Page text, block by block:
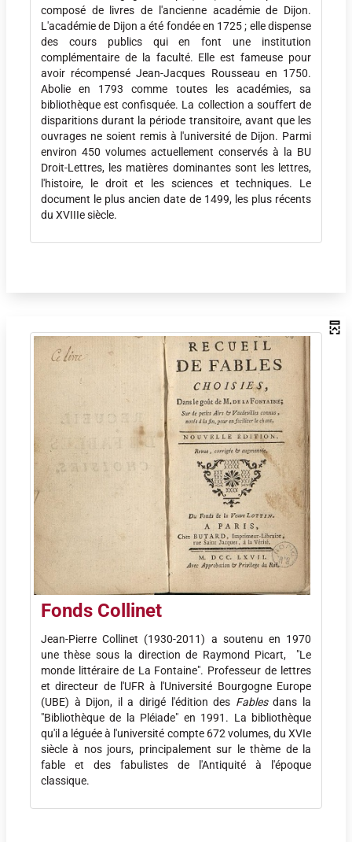
composé de livres de l'ancienne académie de Dijon.
L'académie de Dijon a été fondée en 1725 ; elle dispense
des cours publics qui en font une institution
complémentaire de la faculté. Elle est fameuse pour
avoir récompensé Jean-Jacques Rousseau en 1750.
Abolie en 1793 comme toutes les académies, sa
bibliothèque est confisquée. La collection a souffert de
disparitions durant la période transitoire, avant que les
ouvrages ne soient remis à l'université de Dijon. Parmi
environ 450 volumes actuellement conservés à la BU
Droit-Lettres, les matières dominantes sont les lettres,
l'histoire, le droit et les sciences et techniques. Le
document le plus ancien date de 1499, les plus récents
du XVIIIe siècle.
Fonds Collinet
Jean-Pierre Collinet (1930-2011) a soutenu en 1970
une thèse sous la direction de Raymond Picart, "Le
monde littéraire de La Fontaine". Professeur de lettres
et directeur de l'UFR à l'Université Bourgogne Europe
(UBE) à Dijon, il a dirigé l'édition des Fablesdans la
"Bibliothèque de la Pléiade" en 1991. La bibliothèque
qu'il a léguée à l'université compte 672 volumes, du XVIe
siècle à nos jours, principalement sur le thème de la
fable et des fabulistes de l'Antiquité à l'époque
classique.